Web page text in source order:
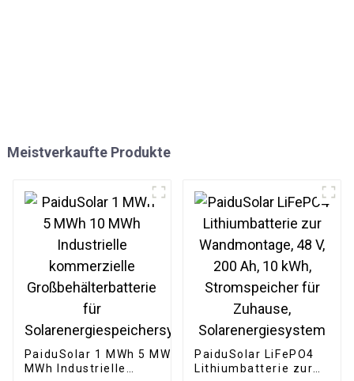
Meistverkaufte Produkte
PaiduSolar 1 MWh 5 MWh 10
MWh Industrielle
PaiduSolar LiFePO4
Lithiumbatterie zur